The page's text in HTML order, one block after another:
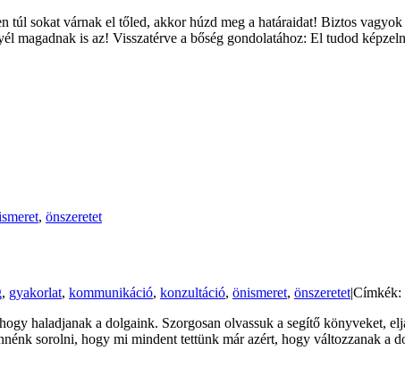
sokat várnak el tőled, akkor húzd meg a határaidat! Biztos
is az! Visszatérve a bőség gondolatához: El tudod
, önszeretet
, gyakorlat, kommunikáció, konzultáció, önismeret, önszeretet|Címkék:
haladjanak a dolgaink. Szorgosan olvassuk a segítő könyveket,
sorolni, hogy mi mindent tettünk már azért, hogy változzanak a